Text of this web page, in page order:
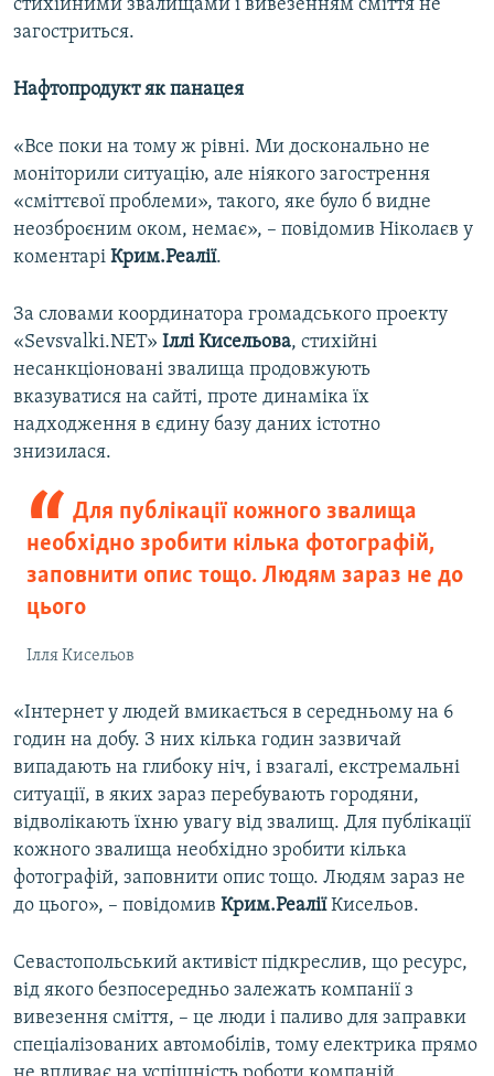
стихійними звалищами і вивезенням сміття не
загостриться.
Нафтопродукт як панацея
«Все поки на тому ж рівні. Ми досконально не
моніторили ситуацію, але ніякого загострення
«сміттєвої проблеми», такого, яке було б видне
неозброєним оком, немає», – повідомив Ніколаєв у
коментарі Крим.Реалії.
За словами координатора громадського проекту
«Sevsvalki.NET» Іллі Кисельова, стихійні
несанкціоновані звалища продовжують
вказуватися на сайті, проте динаміка їх
надходження в єдину базу даних істотно
знизилася.
Для публікації кожного звалища
необхідно зробити кілька фотографій,
заповнити опис тощо. Людям зараз не до
цього
Ілля Кисельов
«Інтернет у людей вмикається в середньому на 6
годин на добу. З них кілька годин зазвичай
випадають на глибоку ніч, і взагалі, екстремальні
ситуації, в яких зараз перебувають городяни,
відволікають їхню увагу від звалищ. Для публікації
кожного звалища необхідно зробити кілька
фотографій, заповнити опис тощо. Людям зараз не
до цього», – повідомив Крим.РеаліїКисельов.
Севастопольський активіст підкреслив, що ресурс,
від якого безпосередньо залежать компанії з
вивезення сміття, – це люди і паливо для заправки
спеціалізованих автомобілів, тому електрика прямо